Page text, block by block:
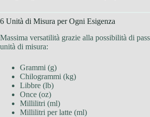
6 Unità di Misura per Ogni Esigenza
Massima versatilità grazie alla possibilità di
unità di misura:
Grammi (g)
Chilogrammi (kg)
Libbre (lb)
Once (oz)
Millilitri (ml)
Millilitri per latte (ml)